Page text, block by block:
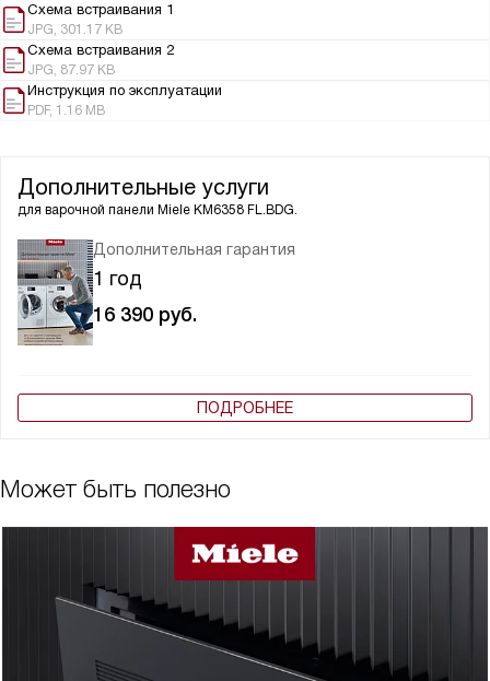
Схема встраивания 1
JPG, 301.17 KB
Схема встраивания 2
JPG, 87.97 KB
Инструкция по эксплуатации
PDF, 1.16 MB
Дополнительные услуги
для варочной панели Miele KM6358 FL.BDG.
Дополнительная гарантия
1 год
16 390 руб.
ПОДРОБНЕЕ
Может быть полезно